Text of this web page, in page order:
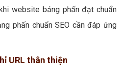
website bảng phấn đạt chuẩn
phấn chuẩn SEO cần đáp ứng
URL thân thiện